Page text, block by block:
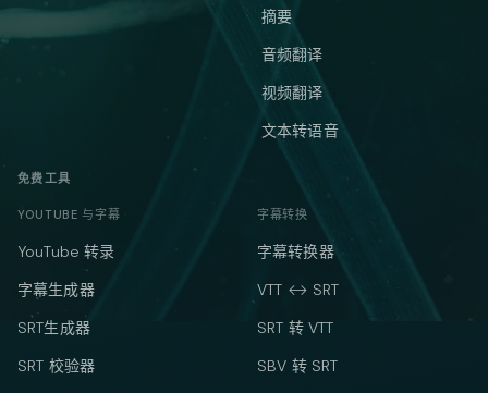
摘要
音频翻译
视频翻译
文本转语音
免费工具
YOUTUBE 与字幕
YouTube 转录
字幕生成器
SRT生成器
SRT 校验器
字幕转换
字幕转换器
VTT ↔ SRT
SRT 转 VTT
SBV 转 SRT